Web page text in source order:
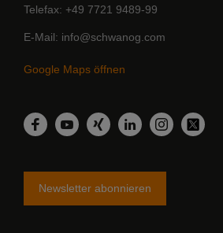
Telefax +49 7721 9489-99
E-Mail info@schwanog.com
Google Maps öffnen
Facebook
YouTubeXing LinkedInInstagram
Twitter
Newsletter abonnieren